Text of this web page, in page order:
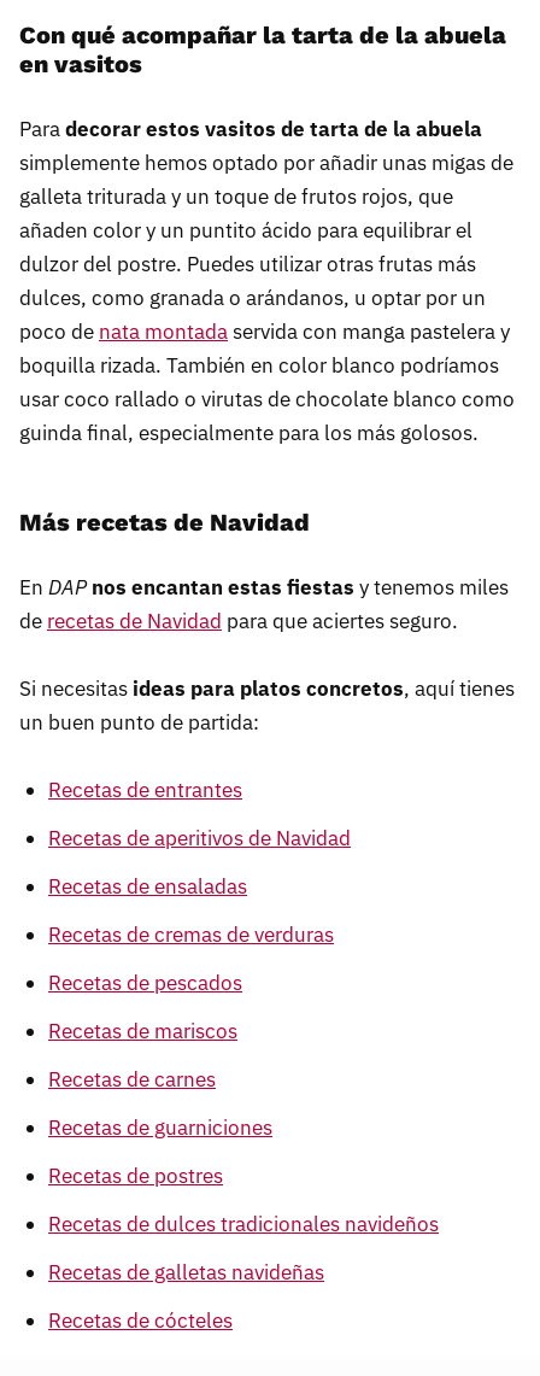
Con qué acompañar la tarta de la abuela
en vasitos
Paradecorar estos vasitos de tarta de la abuela
simplemente hemos optado por añadir unas migas de
galleta triturada y un toque de frutos rojos, que
añaden color y un puntito ácido para equilibrar el
dulzor del postre. Puedes utilizar otras frutas más
dulces, como granada o arándanos, u optar por un
poco de nata montadaservida con manga pastelera y
boquilla rizada. También en color blanco podríamos
usar coco rallado o virutas de chocolate blanco como
guinda final, especialmente para los más golosos.
Más recetas de Navidad
En DAP nos encantan estas fiestas y tenemos miles
de recetas de Navidad para que aciertes seguro.
Si necesitas ideas para platos concretos, aquí tienes
un buen punto de partida:
Recetas de entrantes
Recetas de aperitivos de Navidad
Recetas de ensaladas
Recetas de cremas de verduras
Recetas de pescados
Recetas de mariscos
Recetas de carnes
Recetas de guarniciones
Recetas de postres
Recetas de dulces tradicionales navideños
Recetas de galletas navideñas
Recetas de cócteles